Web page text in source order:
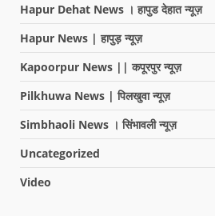
Hapur Dehat News । हापुड देहात न्यूज़
Hapur News | हापुड़ न्यूज़
Kapoorpur News || कपूरपुर न्यूज़
Pilkhuwa News | पिलखुवा न्यूज़
Simbhaoli News । सिंभावली न्यूज़
Uncategorized
Video